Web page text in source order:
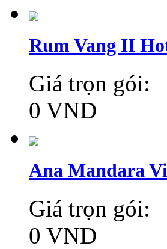
Rum Vang II
Giá trọn gói:
0 VND
Ana Mandara
Giá trọn gói:
0 VND